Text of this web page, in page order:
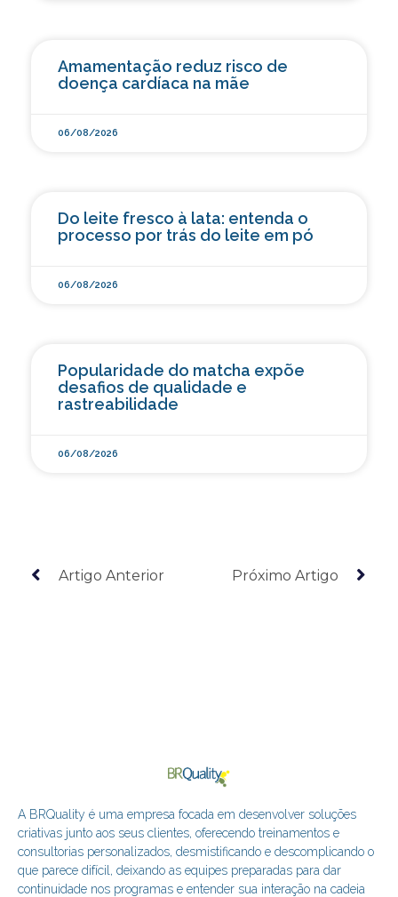
Amamentação reduz risco de
doença cardíaca na mãe
06/08/2026
Do leite fresco à lata: entenda o
processo por trás do leite em pó
06/08/2026
Popularidade do matcha expõe
desafios de qualidade e
rastreabilidade
06/08/2026
Artigo Anterior Próximo Artigo
A BRQuality é uma empresa focada em desenvolver soluções
criativas junto aos seus clientes, oferecendo treinamentos e
consultorias personalizados, desmistificando e descomplicando o
que parece difícil, deixando as equipes preparadas para dar
continuidade nos programas e entender sua interação na cadeia